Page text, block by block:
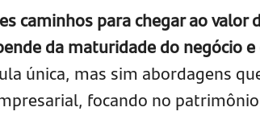
caminhos para chegar ao valor
da maturidade do negócio
única, mas sim abordagens
focando no